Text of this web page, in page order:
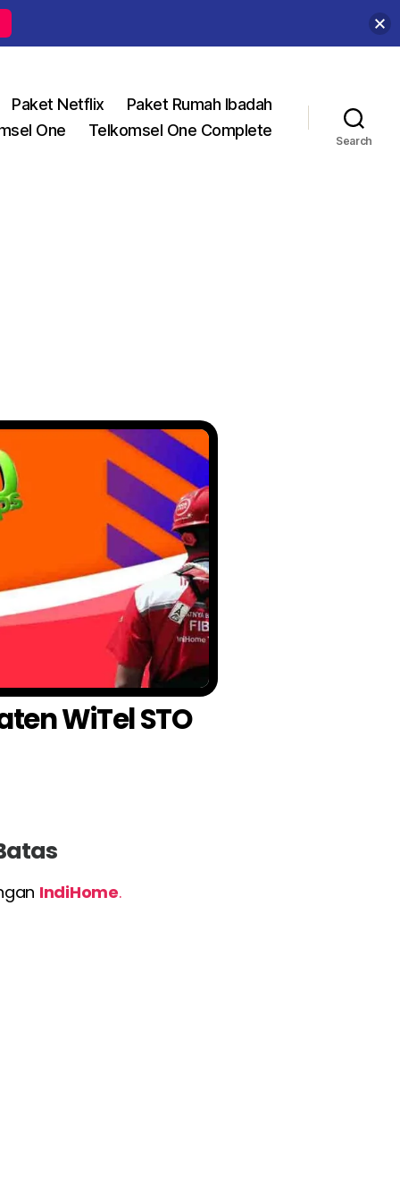
Paket Netflix
Paket Rumah Ibadah
One
Telkomsel One Complete
Search
WiTel STO
IndiHome.